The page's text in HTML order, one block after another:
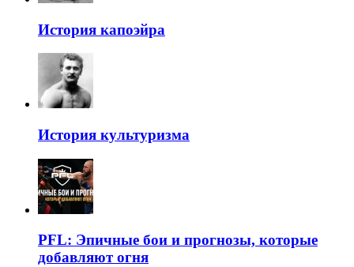
История капоэйра
История культуризма
PFL: Эпичные бои и прогнозы, которые
добавляют огня